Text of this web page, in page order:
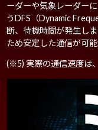
ーダーや気象レーダー
うDFS（Dynamic
断、待機時間が発生し
ため安定した通信が可能
(※5) 実際の通信速度は